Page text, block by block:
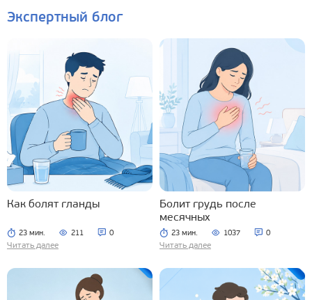
Экспертный блог
Как болят гланды
23 мин. 211 0
Читать далее
Болит грудь после
месячных
23 мин. 1037 0
Читать далее